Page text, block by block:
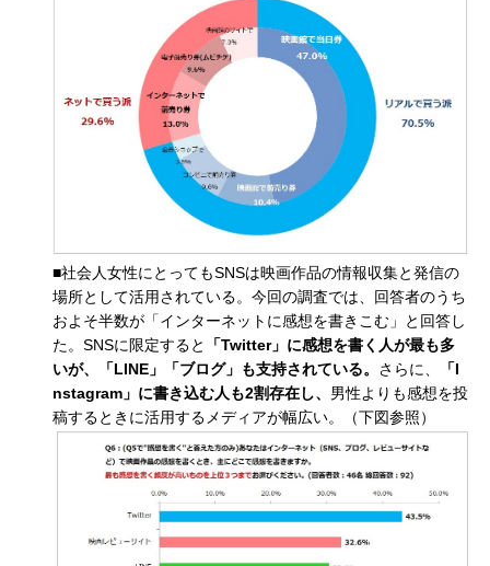
■社会人女性にとってもSNSは映画作品の情報収集と発信の
場所として活用されている。今回の調査では、回答者のうち
およそ半数が「インターネットに感想を書きこむ」と回答し
た。SNSに限定すると
「Twitter」に感想を書く人が最も多
いが、「LINE」「ブログ」も支持されている。 さらに、 「I
nstagram」に書き込む人も2割存在し、 男性よりも感想を投
稿するときに活用するメディアが幅広い。（下図参照）